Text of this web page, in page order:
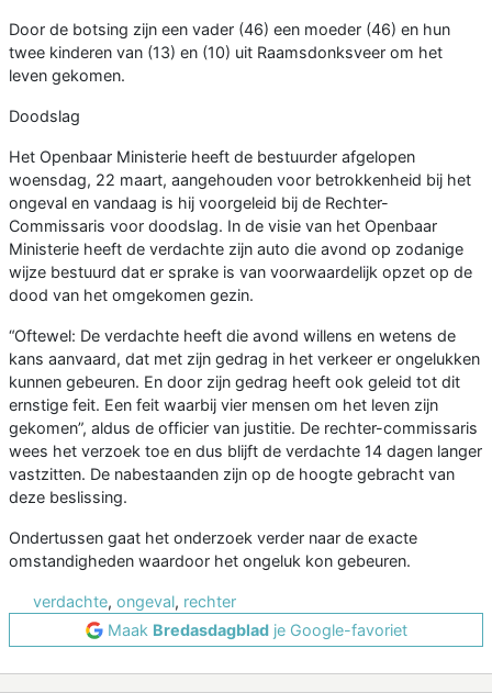
Door de botsing zijn een vader (46) een moeder (46) en hun
twee kinderen van (13) en (10) uit Raamsdonksveer om het
leven gekomen.
Doodslag
Het Openbaar Ministerie heeft de bestuurder afgelopen
woensdag, 22 maart, aangehouden voor betrokkenheid bij het
ongeval en vandaag is hij voorgeleid bij de Rechter-
Commissaris voor doodslag. In de visie van het Openbaar
Ministerie heeft de verdachte zijn auto die avond op zodanige
wijze bestuurd dat er sprake is van voorwaardelijk opzet op de
dood van het omgekomen gezin.
“Oftewel: De verdachte heeft die avond willens en wetens de
kans aanvaard, dat met zijn gedrag in het verkeer er ongelukken
kunnen gebeuren. En door zijn gedrag heeft ook geleid tot dit
ernstige feit. Een feit waarbij vier mensen om het leven zijn
gekomen”, aldus de officier van justitie. De rechter-commissaris
wees het verzoek toe en dus blijft de verdachte 14 dagen langer
vastzitten. De nabestaanden zijn op de hoogte gebracht van
deze beslissing.
Ondertussen gaat het onderzoek verder naar de exacte
omstandigheden waardoor het ongeluk kon gebeuren.
verdachte, ongeval, rechter
Maak Bredasdagbladje Google-favoriet